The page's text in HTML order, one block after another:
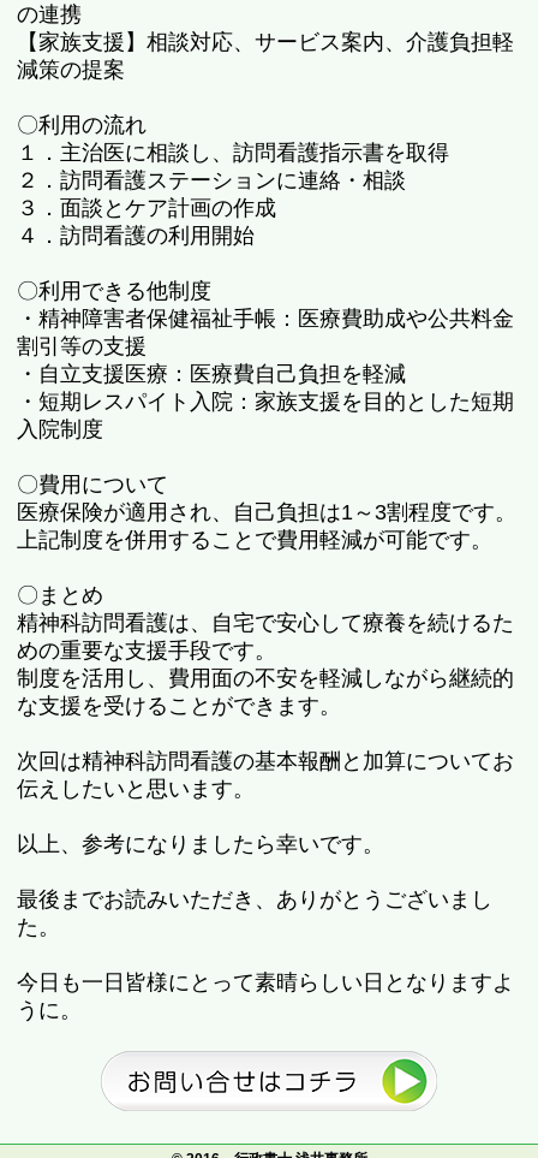
の連携
【家族支援】相談対応、サービス案内、介護負担軽
減策の提案
〇利用の流れ
１．主治医に相談し、訪問看護指示書を取得
２．訪問看護ステーションに連絡・相談
３．面談とケア計画の作成
４．訪問看護の利用開始
〇利用できる他制度
・精神障害者保健福祉手帳：医療費助成や公共料金
割引等の支援
・自立支援医療：医療費自己負担を軽減
・短期レスパイト入院：家族支援を目的とした短期
入院制度
〇費用について
医療保険が適用され、自己負担は1 ～ 3割程度です。
上記制度を併用することで費用軽減が可能です。
〇まとめ
精神科訪問看護は、自宅で安心して療養を続けるた
めの重要な支援手段です。
制度を活用し、費用面の不安を軽減しながら継続的
な支援を受けることができます。
次回は精神科訪問看護の基本報酬と加算についてお
伝えしたいと思います。
以上、参考になりましたら幸いです。
最後までお読みいただき、ありがとうございまし
た。
今日も一日皆様にとって素晴らしい日となりますよ
うに。